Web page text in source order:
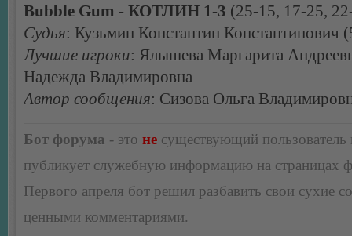
Bubble Gum - КОТЛИН 1-3 (25-15, 17-25,
Судья: Кузьмин Константин Константинович
Лучшие игроки: Ялышева Маргарита
Надежда Владимировна
Автор сообщения: Сизова Ольга
Бот форума - это не существующий пользователь
публикует служебную информацию на страницах
Первого апреля бот решил разбавить свои сухие
ценными комментариями.